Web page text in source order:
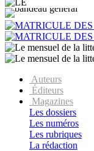
Auteurs
Éditeurs
Magazines
Les dossiers
Les numéros
Les rubriques
La rédaction